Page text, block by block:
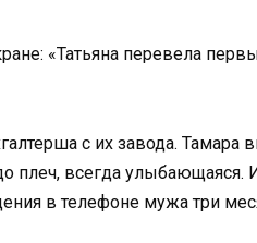
«Татьяна перевела
с их завода. Тамара
плеч, всегда улыбающаяся.
в телефоне мужа три